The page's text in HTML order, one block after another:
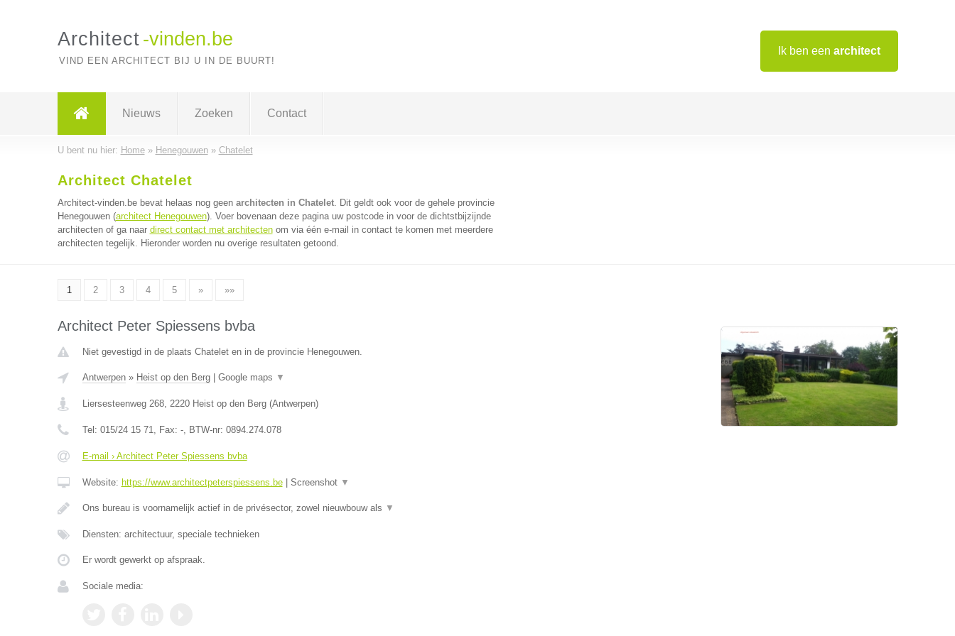
Ik ben een architect
Architect -vinden.be
VIND EEN ARCHITECT BIJ U IN DE BUURT!
Nieuws Zoeken Contact
U bent nu hier: Home» Henegouwen» Chatelet
Architect Chatelet
Architect-vinden.be bevat helaas nog geen architecten in Chatelet. Dit geldt ook voor de gehele provincie
Henegouwen (architect Henegouwen). Voer bovenaan deze pagina uw postcode in voor de dichtstbijzijnde
architecten of ga naar direct contact met architectenom via één e-mail in contact te komen met meerdere
architecten tegelijk. Hieronder worden nu overige resultaten getoond.
1 2 3 4 5 » »»
Architect Peter Spiessens bvba
Niet gevestigd in de plaats Chatelet en in de provincie Henegouwen.
Antwerpen» Heist op den Berg| Google maps ▼
Liersesteenweg 268, 2220 Heist op den Berg(Antwerpen)
Tel: 015/24 15 71, Fax: -, BTW-nr: 0894.274.078
E-mail › Architect Peter Spiessens bvba
Website: https://www.architectpeterspiessens.be| Screenshot ▼
Ons bureau is voornamelijk actief in de privésector, zowel nieuwbouw als ▼
Diensten: architectuur, speciale technieken
Er wordt gewerkt op afspraak.
Sociale media: